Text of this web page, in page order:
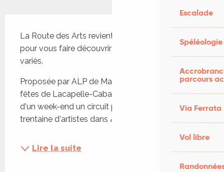
Escalade
Spéléologie
parcours
Via Ferrata
Vol libre
La Route des Arts revient cette année encore
pour vous faire découvrir des artistes divers et
variés.
Proposée par ALP de Mauroux et le comité des
fêtes de Lacapelle-Cabanac Village, le temps
d'un week-end un circuit pour découvrir plus d'une
trentaine d'artistes dans 4 villages différents :...
Lire la suite